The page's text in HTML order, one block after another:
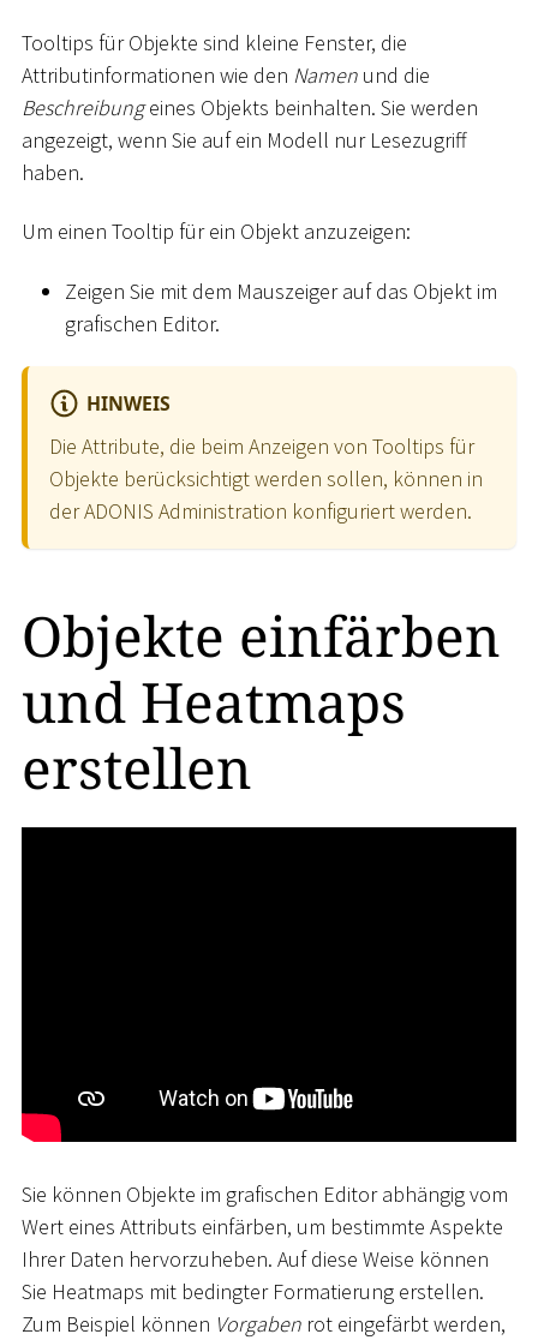
Tooltips für Objekte sind kleine Fenster, die
Attributinformationen wie den Namen und die
Beschreibungeines Objekts beinhalten. Sie werden
angezeigt, wenn Sie auf ein Modell nur Lesezugriff
haben.
Um einen Tooltip für ein Objekt anzuzeigen:
Zeigen Sie mit dem Mauszeiger auf das Objekt im
grafischen Editor.
HINWEIS
Die Attribute, die beim Anzeigen von Tooltips für
Objekte berücksichtigt werden sollen, können in
der ADONIS Administration konfiguriert werden.
Objekte einfärben
und Heatmaps
erstellen
Sie können Objekte im grafischen Editor abhängig vom
Wert eines Attributs einfärben, um bestimmte Aspekte
Ihrer Daten hervorzuheben. Auf diese Weise können
Sie Heatmaps mit bedingter Formatierung erstellen.
Zum Beispiel können Vorgaben rot eingefärbt werden,